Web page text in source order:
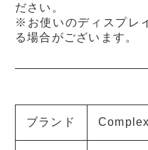
ださい。
※お使いのディスプレ
る場合がございます。
ブランド